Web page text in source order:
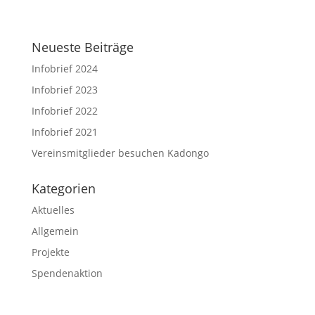
Neueste Beiträge
Infobrief 2024
Infobrief 2023
Infobrief 2022
Infobrief 2021
Vereinsmitglieder besuchen Kadongo
Kategorien
Aktuelles
Allgemein
Projekte
Spendenaktion